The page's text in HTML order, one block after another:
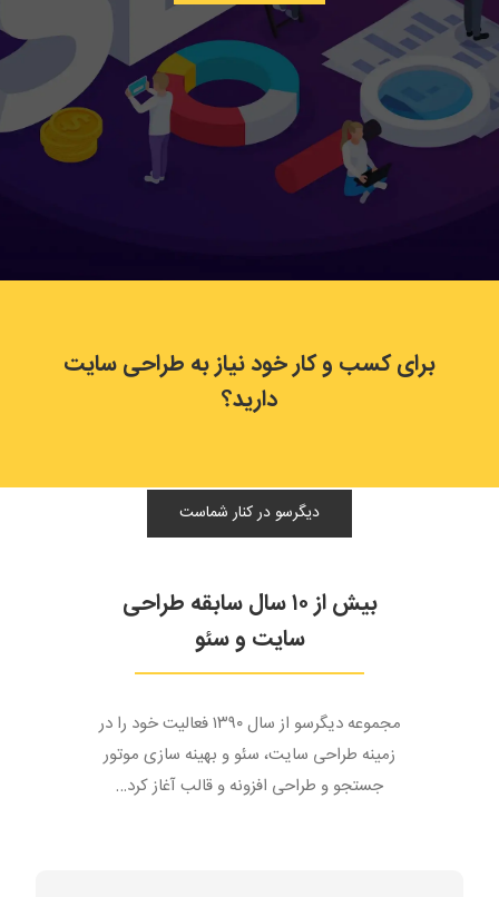
برای کسب و کار خود نیاز به طراحی سایت
دارید؟
دیگرسو در کنار شماست
بیش از ۱۰ سال سابقه طراحی
سایت و سئو
مجموعه دیگرسو از سال ۱۳۹۰ فعالیت خود را در
زمینه طراحی سایت، سئو و بهینه سازی موتور
جستجو و طراحی افزونه و قالب آغاز کرد…